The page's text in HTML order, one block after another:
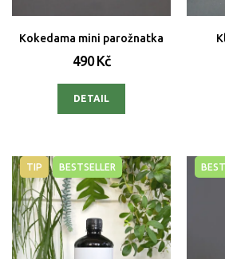
Kokedama mini parožnatka
490 Kč
DETAIL
TIP BESTSELLER